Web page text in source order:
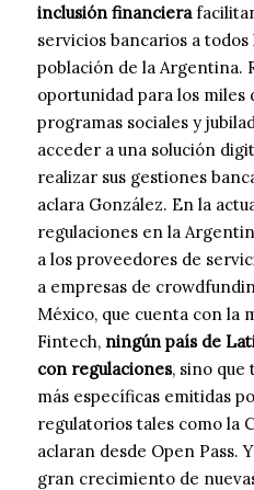
inclusión financiera
servicios bancarios a
población de la Argentina.
oportunidad para los miles
programas sociales y
acceder a una solución
realizar sus gestiones
aclara González. En la
regulaciones en la
a los proveedores de
a empresas de
México, que cuenta con la
Fintech, ningún país de
con regulaciones, sino
más específicas emitidas
regulatorios tales como la
aclaran desde Open Pass.
gran crecimiento de